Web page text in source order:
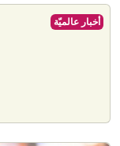
أخبار عالميّة